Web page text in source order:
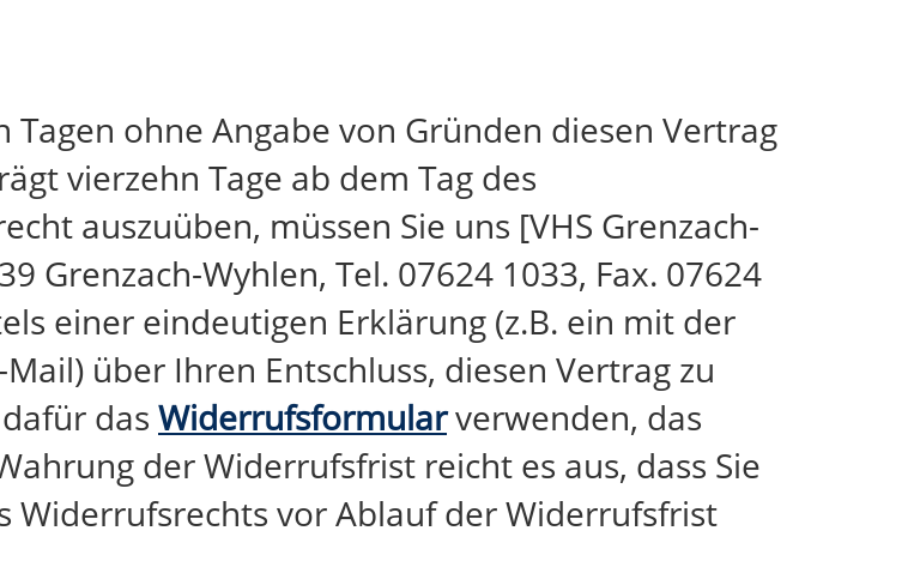
Tagen ohne Angabe von Gründen diesen Vertrag
vierzehn Tage ab dem Tag des
auszuüben, müssen Sie uns [VHS Grenzach-
Grenzach-Wyhlen, Tel. 07624 1033, Fax. 07624
einer eindeutigen Erklärung (z.B. ein mit der
über Ihren Entschluss, diesen Vertrag zu
das Widerrufsformularverwenden, das
der Widerrufsfrist reicht es aus, dass Sie
Widerrufsrechts vor Ablauf der Widerrufsfrist